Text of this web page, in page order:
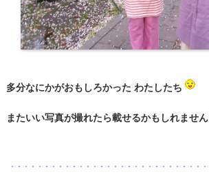
多分なにかがおもしろかった わたしたち
またいい写真が撮れたら載せるかもしれません